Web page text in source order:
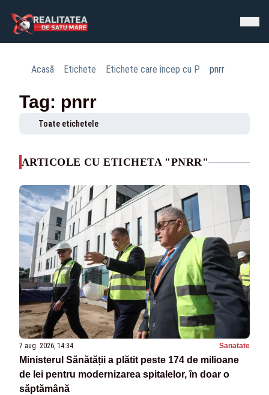
Acasă Etichete Etichete care încep cu P pnrr
Tag: pnrr
Toate etichetele
ARTICOLE CU ETICHETA "PNRR"
7 aug. 2026, 14:34 Sanatate
Ministerul Sănătății a plătit peste 174 de milioane
de lei pentru modernizarea spitalelor, în doar o
săptămână